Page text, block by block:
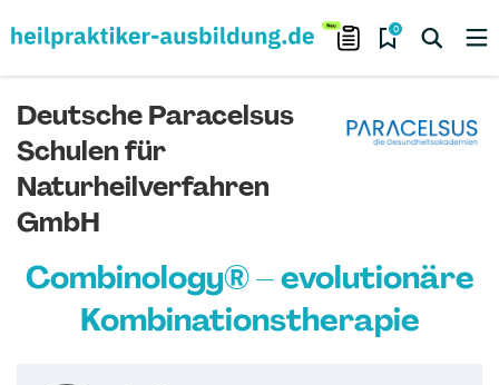
0
Deutsche Paracelsus
Schulen für
Naturheilverfahren
GmbH
Combinology® – evolutionäre
Kombinationstherapie